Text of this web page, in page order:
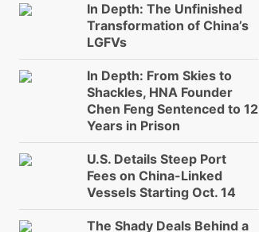
In Depth: The Unfinished
Transformation of China’s
LGFVs
In Depth: From Skies to
Shackles, HNA Founder
Chen Feng Sentenced to 12
Years in Prison
U.S. Details Steep Port
Fees on China-Linked
Vessels Starting Oct. 14
The Shady Deals Behind a